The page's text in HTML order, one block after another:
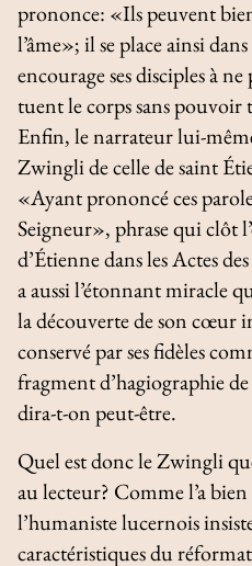
prononce: «Ils peuvent
l’âme»; il se place ainsi
encourage ses disciples à
tuent le corps sans pouvoir
Enfin, le narrateur lui-
Zwingli de celle de saint
«Ayant prononcé ces
Seigneur», phrase qui clôt
d’Étienne dans lesActes
a aussi l’étonnant miracle
la découverte de son cœur
conservé par ses fidèles
fragment d’hagiographie
dira-t-on peut-être.
Quel est donc le Zwingli
au lecteur? Comme l’a
l’humaniste lucernois
caractéristiques du